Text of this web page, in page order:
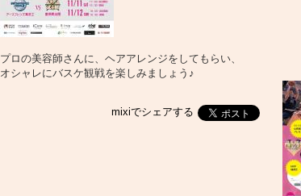
プロの美容師さんに、ヘアアレンジをしてもらい、
オシャレにバスケ観戦を楽しみましょう♪
mixiでシェアする